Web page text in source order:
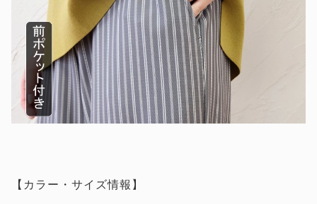
【カラー・サイズ情報】